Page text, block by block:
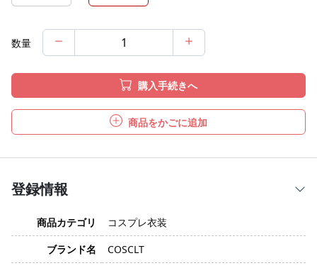
数量
購入手続きへ
商品をかごに追加
登録情報
商品カテゴリ
コスプレ衣装
ブランド名
COSCLT